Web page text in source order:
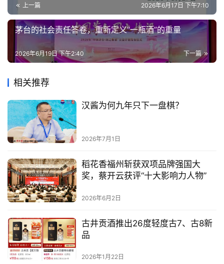
上一篇 2026年6月17日 下午7:10
茅台的社会责任答卷，重新定义“一瓶酒”的重量
下一篇
2026年6月19日 下午2:40
相关推荐
汉酱为何九年只下一盘棋？
2026年7月1日
稻花香福州斩获双项品牌强国大
奖，蔡开云获评“十大影响力人物”
2026年6月2日
古井贡酒推出26度轻度古7、古8新
品
2026年1月22日